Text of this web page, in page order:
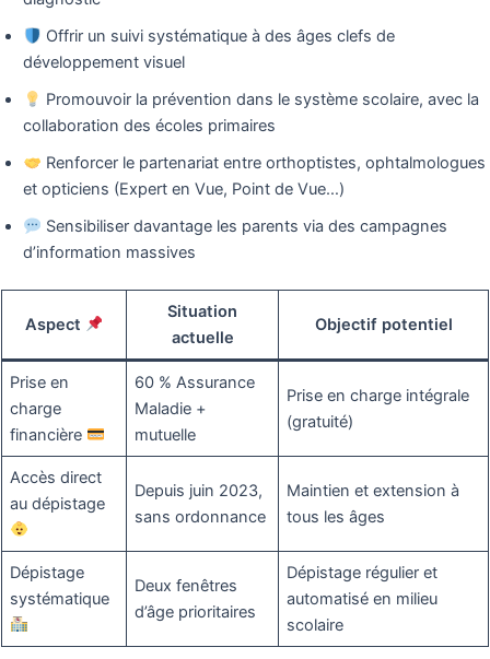
Offrir un suivi systématique à des âges clefs de
développement visuel
Promouvoir la prévention dans le système scolaire, avec la
collaboration des écoles primaires
Renforcer le partenariat entre orthoptistes, ophtalmologues
et opticiens (Expert en Vue, Point de Vue…)
Sensibiliser davantage les parents via des campagnes
d’information massives
Aspect
Situation
actuelle
Objectif potentiel
Prise en
charge
financière
60 % Assurance
Maladie +
mutuelle
Prise en charge intégrale
(gratuité)
Accès direct
au dépistage
Depuis juin 2023,
sans ordonnance
Maintien et extension à
tous les âges
Dépistage
systématique
Deux fenêtres
d’âge prioritaires
Dépistage régulier et
automatisé en milieu
scolaire